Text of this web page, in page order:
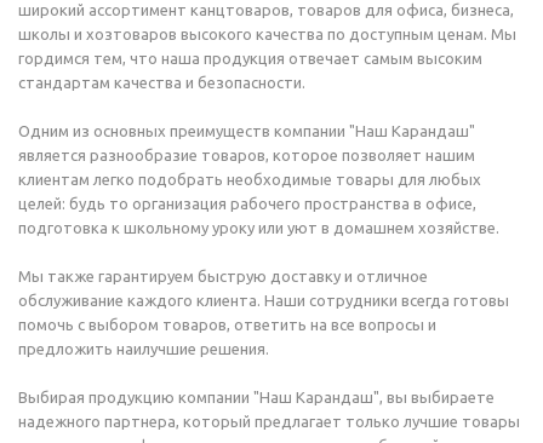
широкий ассортимент канцтоваров, товаров для офиса, бизнеса,
школы и хозтоваров высокого качества по доступным ценам. Мы
гордимся тем, что наша продукция отвечает самым высоким
стандартам качества и безопасности.
Одним из основных преимуществ компании "Наш Карандаш"
является разнообразие товаров, которое позволяет нашим
клиентам легко подобрать необходимые товары для любых
целей: будь то организация рабочего пространства в офисе,
подготовка к школьному уроку или уют в домашнем хозяйстве.
Мы также гарантируем быструю доставку и отличное
обслуживание каждого клиента. Наши сотрудники всегда готовы
помочь с выбором товаров, ответить на все вопросы и
предложить наилучшие решения.
Выбирая продукцию компании "Наш Карандаш", вы выбираете
надежного партнера, который предлагает только лучшие товары